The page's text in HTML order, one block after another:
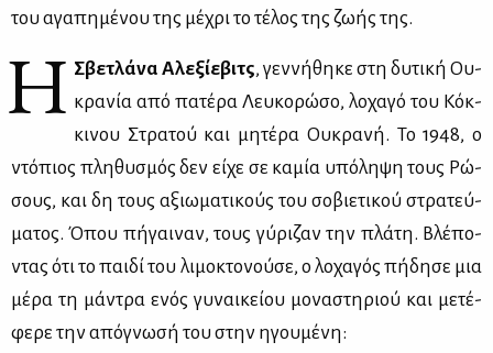
του αγα­πη­μέ­νου της μέ­χρι το τέ­λος της ζω­ής της.
Η Σβε­τλά­να Αλε­ξί­ε­βιτς, γεν­νή­θη­κε στη δυ­τι­κή Ου­
κρα­νία από πα­τέ­ρα Λευ­κο­ρώ­σο, λο­χα­γό του Κόκ­
κι­νου Στρα­τού και μη­τέ­ρα Ου­κρα­νή. Το 1948, ο
ντό­πιος πλη­θυ­σμός δεν εί­χε σε κα­μία υπό­λη­ψη τους Ρώ­
σους, και δη τους αξιω­μα­τι­κούς του σο­βιε­τι­κού στρα­τεύ­
μα­τος. Όπου πή­γαι­ναν, τους γύ­ρι­ζαν την πλά­τη. Βλέ­πο­
ντας ότι το παι­δί του λι­μο­κτο­νού­σε, ο λο­χα­γός πή­δη­σε μια
μέ­ρα τη μά­ντρα ενός γυ­ναι­κεί­ου μο­να­στη­ριού και με­τέ­
φε­ρε την από­γνω­σή του στην ηγου­μέ­νη: